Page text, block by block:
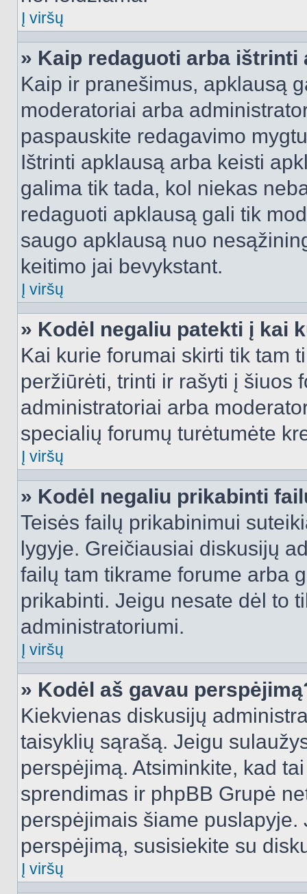
Į viršų
» Kaip redaguoti arba ištrinti
Kaip ir pranešimus, apklausą
moderatoriai arba
paspauskite redagavimo
Ištrinti apklausą arba keisti
galima tik tada, kol niekas
redaguoti apklausą gali tik
saugo apklausą nuo
keitimo jai bevykstant.
Į viršų
» Kodėl negaliu patekti į kai
Kai kurie forumai skirti tik tam
peržiūrėti, trinti ir rašyti į šiuos
administratoriai arba
specialių forumų turėtumėte
Į viršų
» Kodėl negaliu prikabinti
Teisės failų prikabinimui
lygyje. Greičiausiai diskusijų
failų tam tikrame forume arba
prikabinti. Jeigu nesate dėl to
administratoriumi.
Į viršų
» Kodėl aš gavau
Kiekvienas diskusijų
taisyklių sąrašą. Jeigu
perspėjimą. Atsiminkite, kad
sprendimas ir phpBB Grupė
perspėjimais šiame
perspėjimą, susisiekite su
Į viršų